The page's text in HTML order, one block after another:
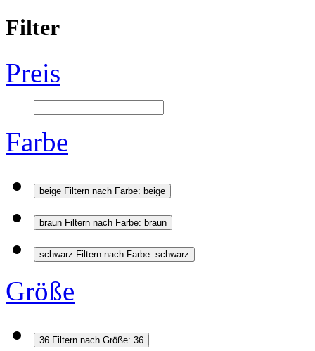
Filter
Preis
Farbe
beige Filtern nach Farbe: beige
braun Filtern nach Farbe: braun
schwarz Filtern nach Farbe: schwarz
Größe
36 Filtern nach Größe: 36